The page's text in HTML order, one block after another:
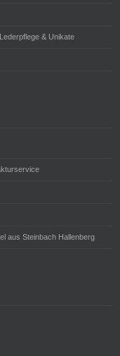
& Unikate
aus Steinbach Hallenberg